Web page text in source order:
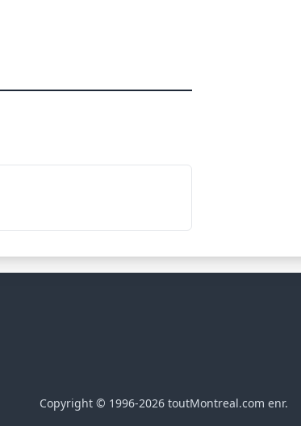
Copyright © 1996-2026 toutMontreal.com enr.